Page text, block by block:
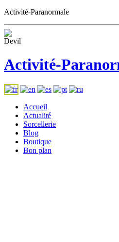
Activité-Paranormale
Activité-
Accueil
Actualité
Sorcellerie
Blog
Boutique
Bon plan